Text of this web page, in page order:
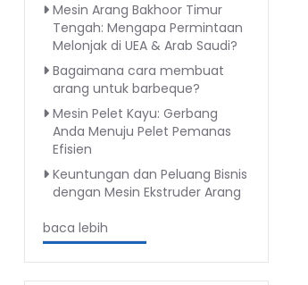
Jumlah
1
1
Mesin Arang Bakhoor Timur
Tengah: Mengapa Permintaan
Melonjak di UEA & Arab Saudi?
Bagaimana cara membuat
arang untuk barbeque?
Mesin Pelet Kayu: Gerbang
Anda Menuju Pelet Pemanas
Efisien
Keuntungan dan Peluang Bisnis
dengan Mesin Ekstruder Arang
baca lebih